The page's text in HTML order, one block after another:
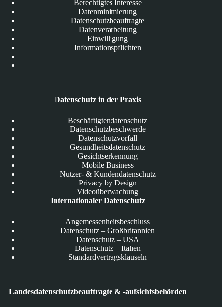
Berechtigtes Interesse
Datenminimierung
Datenschutzbeauftragte
Datenverarbeitung
Einwilligung
Informationspflichten
Datenschutz in der Praxis
Beschäftigtendatenschutz
Datenschutzbeschwerde
Datenschutzvorfall
Gesundheitsdatenschutz
Gesichtserkennung
Mobile Business
Nutzer- & Kundendatenschutz
Privacy by Design
Videoüberwachung
Internationaler Datenschutz
Angemessenheitsbeschluss
Datenschutz – Großbritannien
Datenschutz – USA
Datenschutz – Italien
Standardvertragsklauseln
Landesdatenschutzbeauftragte & -aufsichtsbehörden